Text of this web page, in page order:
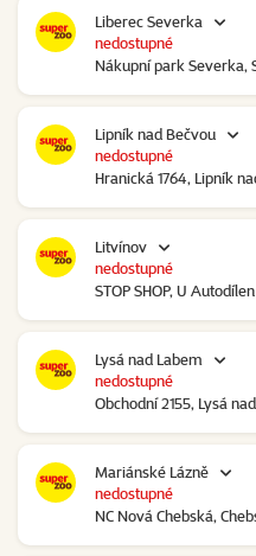
Liberec Severka
Nákupní park Severka,
nedostupné
Lipník nad Bečvou
Hranická 1764, Lipník
nedostupné
Litvínov
STOP SHOP, U
nedostupné
Lysá nad Labem
Obchodní 2155, Lysá
nedostupné
Mariánské Lázně
NC Nová Chebská,
nedostupné